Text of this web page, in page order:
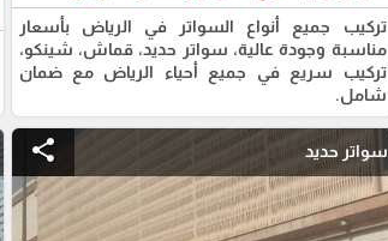
تركيب جميع أنواع السواتر في الرياض بأسعار
مناسبة وجودة عالية، سواتر حديد، قماش، شينكو،
تركيب سريع في جميع أحياء الرياض مع ضمان
شامل.
share سواتر حديد